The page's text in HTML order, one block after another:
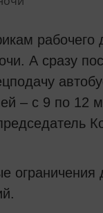
А сразу
– с 9 по 12
ограничения